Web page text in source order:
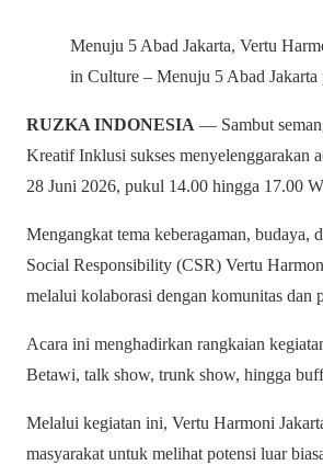
Menuju 5 Abad Jakarta, Vertu
in Culture – Menuju 5 Abad
RUZKA INDONESIA — Sambut
Kreatif Inklusi sukses menyelenggarakan
28 Juni 2026, pukul 14.00 hingga 17.00
Mengangkat tema keberagaman,
Social Responsibility (CSR) Vertu
melalui kolaborasi dengan komunitas dan
Acara ini menghadirkan rangkaian
Betawi, talk show, trunk show, hingga
Melalui kegiatan ini, Vertu Harmoni
masyarakat untuk melihat potensi luar